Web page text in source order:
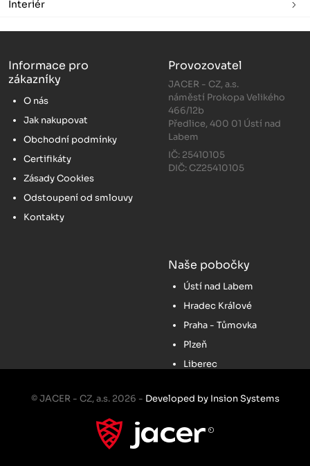
Interiér
Informace pro
zákazníky
O nás
Jak nakupovat
Obchodní podmínky
Certifikáty
Zásady Cookies
Odstoupení od smlouvy
Kontakty
Provozovatel
JACER - CZ, a.s.
náměstí Prokopa Velikého
466/12b
Předlice, 400 01 Ústí nad
Labem
IČ: 25410105
DIČ: CZ25410105
Naše pobočky
Ústí nad Labem
Hradec Králové
Praha - Tůmovka
Plzeň
Liberec
© JACER - CZ, a.s. 2026 - Developed by Insion Systems